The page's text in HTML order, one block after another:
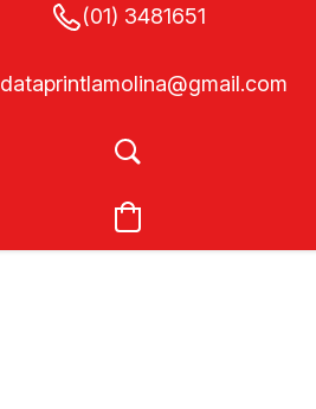
(01) 3481651
dataprintlamolina@gmail.com